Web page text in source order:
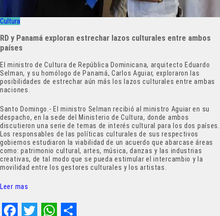
Cultura
RD y Panamá exploran estrechar lazos culturales entre ambos
países
El ministro de Cultura de República Dominicana, arquitecto Eduardo
Selman, y su homólogo de Panamá, Carlos Aguiar, exploraron las
posibilidades de estrechar aún más los lazos culturales entre ambas
naciones.
Santo Domingo.- El ministro Selman recibió al ministro Aguiar en su
despacho, en la sede del Ministerio de Cultura, donde ambos
discutieron una serie de temas de interés cultural para los dos países.
Los responsables de las políticas culturales de sus respectivos
gobiernos estudiaron la viabilidad de un acuerdo que abarcase áreas
como: patrimonio cultural, artes, música, danzas y las industrias
creativas, de tal modo que se pueda estimular el intercambio y la
movilidad entre los gestores culturales y los artistas.
Leer mas